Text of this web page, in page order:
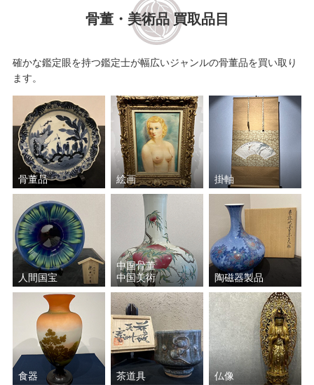
骨董・美術品 買取品目
確かな鑑定眼を持つ鑑定士が幅広いジャンルの骨董品を買い取り
ます。
骨董品 絵画 掛軸
人間国宝
中国骨董
中国美術
陶磁器製品
食器 茶道具 仏像